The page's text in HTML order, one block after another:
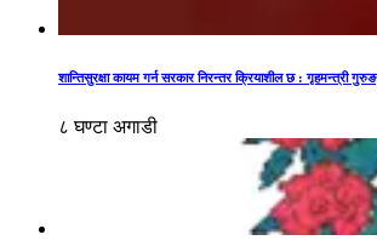
शान्तिसुरक्षा कायम गर्न सरकार निरन्तर क्रियाशील छ : गृहमन्त्री गुरुङ
८ घण्टा अगाडी